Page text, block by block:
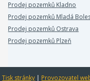
Prodej pozemků Kladno
Prodej pozemků Mladá
Prodej pozemků Ostrava
Prodej pozemků Plzeň
Tisk stránky | Provozovatel